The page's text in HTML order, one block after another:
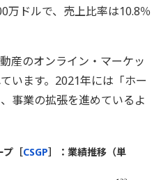
万ドルで、売上比率は10.8％
産のオンライン・マーケッ
います。2021年には「ホー
事業の拡張を進めているよ
プ［CSGP］：業績推移（単